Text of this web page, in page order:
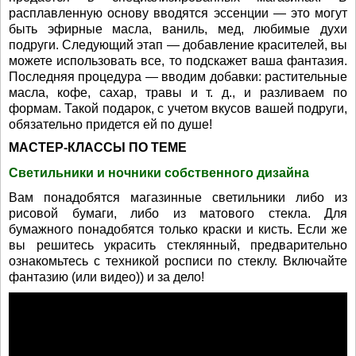
расплавленную основу вводятся эссенции — это могут
быть эфирные масла, ваниль, мед, любимые духи
подруги. Следующий этап — добавление красителей, вы
можете использовать все, то подскажет ваша фантазия.
Последняя процедура — вводим добавки: растительные
масла, кофе, сахар, травы и т. д., и разливаем по
формам. Такой подарок, с учетом вкусов вашей подруги,
обязательно придется ей по душе!
МАСТЕР-КЛАССЫ ПО ТЕМЕ
Светильники и ночники собственного дизайна
Вам понадобятся магазинные светильники либо из
рисовой бумаги, либо из матового стекла. Для
бумажного понадобятся только краски и кисть. Если же
вы решитесь украсить стеклянный, предварительно
ознакомьтесь с техникой росписи по стеклу. Включайте
фантазию (или видео)) и за дело!